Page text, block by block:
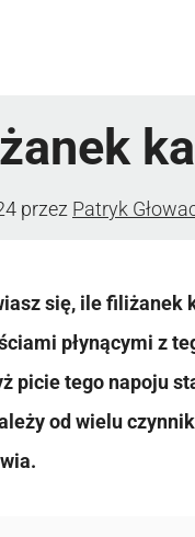
przez Patryk
się, ile filiżanek
płynącymi z
picie tego napoju
od wielu